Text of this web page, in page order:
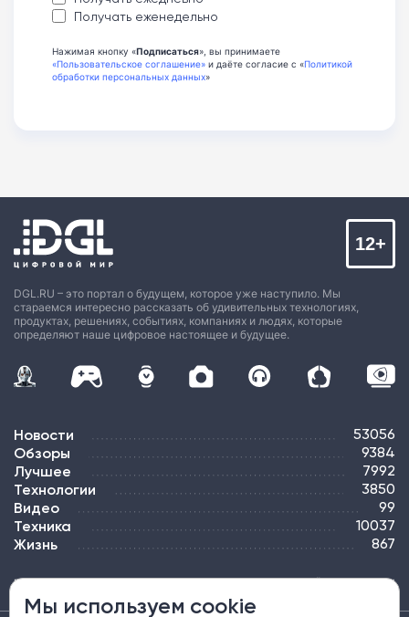
Получать еженедельно
Нажимая кнопку «Подписаться», вы принимаете
«Пользовательское соглашение» и даёте согласие с «Политикой
обработки персональных данных»
DGL.RU – это портал о будущем, которое уже наступило. Мы
стараемся интересно рассказать об удивительных технологиях,
продуктах, решениях, событиях, компаниях и людях, которые
определяют наше цифровое настоящее и будущее.
12+
Новости 53056
Обзоры 9384
Лучшее 7992
Технологии 3850
Видео 99
Техника 10037
Жизнь 867
ПОДПИСКА РЕКЛАМА КОНТАКТЫ КАРТА САЙТА ТЭГИ
Мы используем cookie